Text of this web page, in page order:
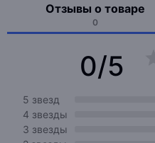
Отзывы о товаре
0
0/5
5 звезд
4 звезды
3 звезды